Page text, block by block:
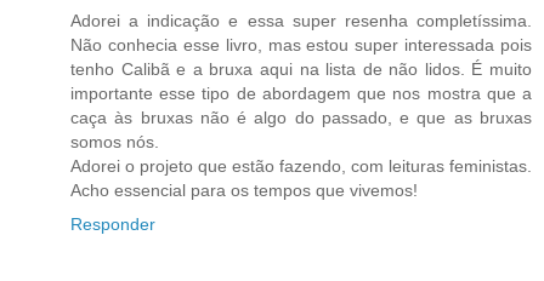
Adorei a indicação e essa super resenha completíssima.
Não conhecia esse livro, mas estou super interessada pois
tenho Calibã e a bruxa aqui na lista de não lidos. É muito
importante esse tipo de abordagem que nos mostra que a
caça às bruxas não é algo do passado, e que as bruxas
somos nós.
Adorei o projeto que estão fazendo, com leituras feministas.
Acho essencial para os tempos que vivemos!
Responder